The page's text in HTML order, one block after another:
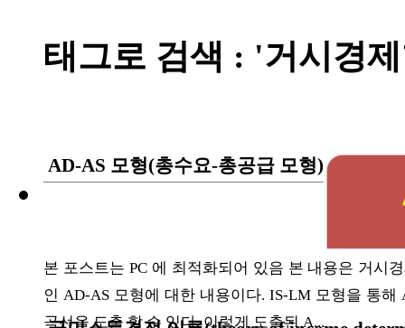
CULTURE
STORY
태그로 검색 : '거시경
AD-AS 모형(총수요-총공급 모형)
본 포스트는 PC 에 최적화되어 있음 본 내용은 거시
인 AD-AS 모형에 대한 내용이다. IS-LM 모형을 통
곡선을 도출 할 수 있다. 이렇게 도출된 A...